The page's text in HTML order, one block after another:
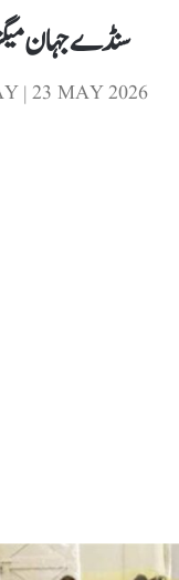
سنڈے جہان میگزین 17 مئی تا
| 23 MAY 2026